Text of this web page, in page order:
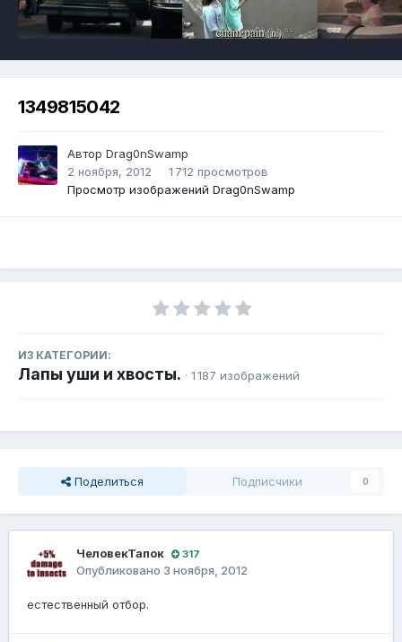
1349815042
Автор Drag0nSwamp
2 ноября, 2012
1 712 просмотров
Просмотр изображений Drag0nSwamp
ИЗ КАТЕГОРИИ:
Лапы уши и хвосты. · 1 187 изображений
Поделиться Подписчики 0
ЧеловекТапок 317
Опубликовано 3 ноября, 2012
естественный отбор.